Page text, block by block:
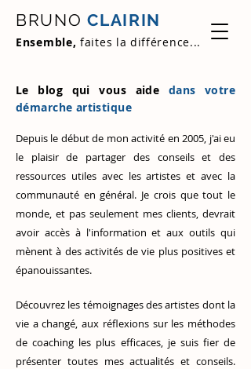
BRUNO CLAIRIN
Ensemble, faites la différence...
Le blog qui vous aide dans votre
démarche artistique
Depuis le début de mon activité en 2005, j'ai eu
le plaisir de partager des conseils et des
ressources utiles avec les artistes et avec la
communauté en général. Je crois que tout le
monde, et pas seulement mes clients, devrait
avoir accès à l'information et aux outils qui
mènent à des activités de vie plus positives et
épanouissantes.
Découvrez les témoignages des artistes dont la
vie a changé, aux réflexions sur les méthodes
de coaching les plus efficaces, je suis fier de
présenter toutes mes actualités et conseils.